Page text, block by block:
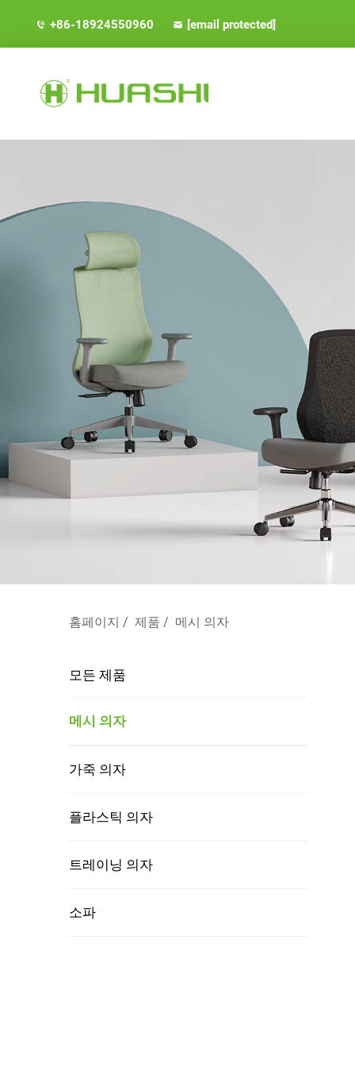
+86-18924550960 [email protected]
홈페이지 / 제품 / 메시 의자
모든 제품
메시 의자
가죽 의자
플라스틱 의자
트레이닝 의자
소파